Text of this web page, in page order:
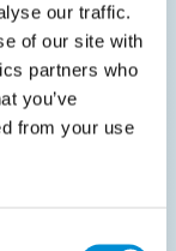
our traffic.
of our site with
partners who
you’ve
from your use
die